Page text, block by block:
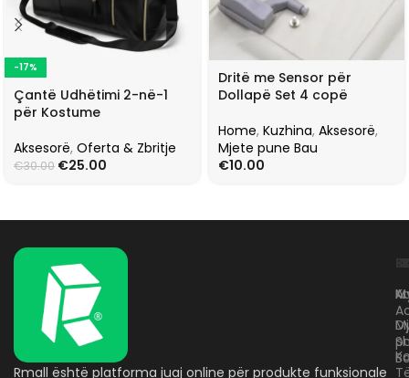
-17%
Çantë Udhëtimi 2-në-1
për Kostume
Aksesorë, Oferta & Zbritje
€30.00 €25.00
Dritë me Sensor për
Dollapë Set 4 copë
Home, Kuzhina, Aksesorë,
Mjete pune Bau
€10.00
Rmall është platforma juaj online për produkte funksionale